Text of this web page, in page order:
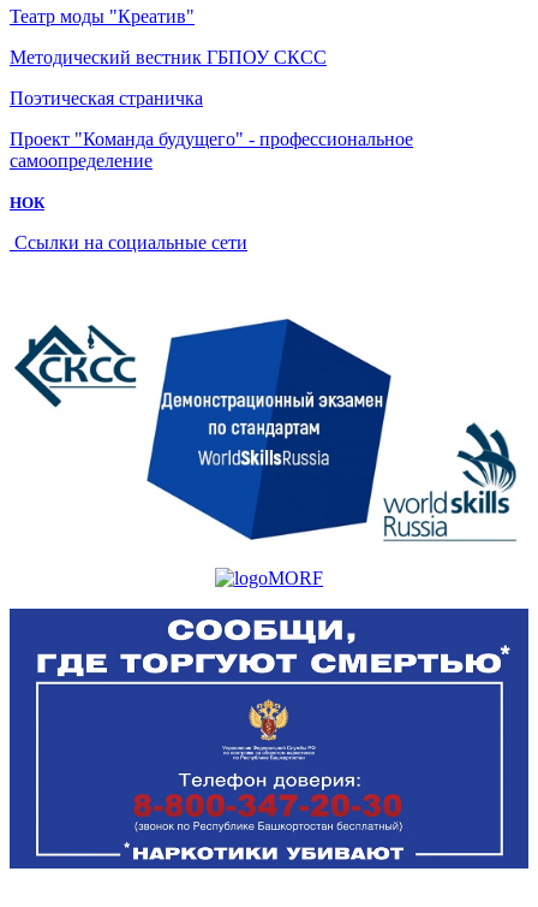
Театр моды "Креатив"
Методический вестник ГБПОУ СКСС
Поэтическая страничка
Проект "Команда будущего" - профессиональное
самоопределение
НОК
Ссылки на социальные сети